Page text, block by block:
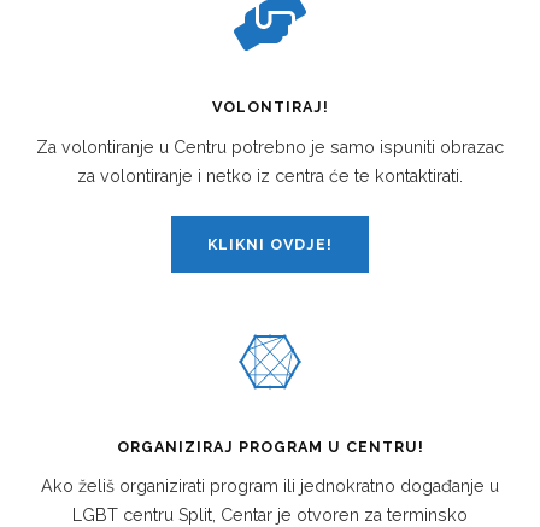
VOLONTIRAJ!
Za volontiranje u Centru potrebno je samo ispuniti obrazac
za volontiranje i netko iz centra će te kontaktirati.
KLIKNI OVDJE!
ORGANIZIRAJ PROGRAM U CENTRU!
Ako želiš organizirati program ili jednokratno događanje u
LGBT centru Split, Centar je otvoren za terminsko